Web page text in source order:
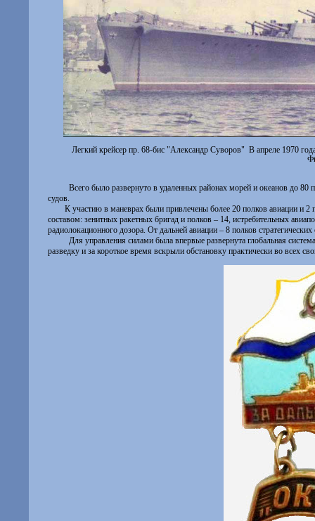
Легкий крейсер пр. 68-бис "Александр Суворов" В апреле 1970
Всего было развернуто в удаленных районах морей и океанов до
судов.
К участию в маневрах были привлечены более 20 полков авиации
составом: зенитных ракетных бригад и полков – 14, истребительных
радиолокационного дозора. От дальней авиации – 8 полков
Для управления силами была впервые развернута глобальная
разведку и за короткое время вскрыли обстановку практически во всех